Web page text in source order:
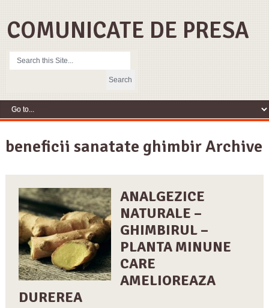
COMUNICATE DE PRESA
beneficii sanatate ghimbir Archive
ANALGEZICE
NATURALE –
GHIMBIRUL –
PLANTA MINUNE
CARE
AMELIOREAZA
DUREREA